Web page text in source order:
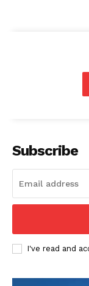
Subscribe
I've read and